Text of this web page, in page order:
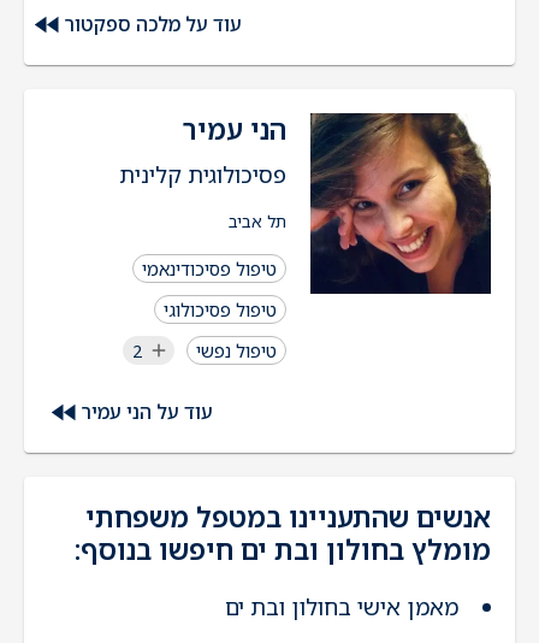
עוד על מלכה ספקטור
הני עמיר
פסיכולוגית קלינית
תל אביב
טיפול פסיכודינאמי
טיפול פסיכולוגי
טיפול נפשי
2
עוד על הני עמיר
אנשים שהתעניינו במטפל משפחתי
מומלץ בחולון ובת ים חיפשו בנוסף:
מאמן אישי בחולון ובת ים